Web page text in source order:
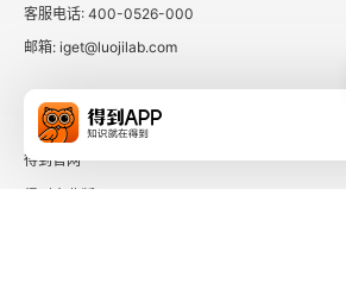
客服电话: 400-0526-000
邮箱: iget@luojilab.com
相关链接：
得到官网